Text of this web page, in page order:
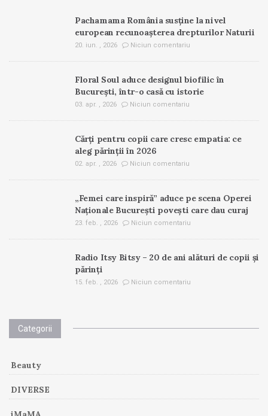
Pachamama România susține la nivel
european recunoașterea drepturilor Naturii
20. iun. , 2026 Niciun comentariu
Floral Soul aduce designul biofilic în
București, într-o casă cu istorie
03. apr. , 2026 Niciun comentariu
Cărți pentru copii care cresc empatia: ce
aleg părinții în 2026
02. apr. , 2026 Niciun comentariu
„Femei care inspiră” aduce pe scena Operei
Naționale București povești care dau curaj
23. feb. , 2026 Niciun comentariu
Radio Itsy Bitsy – 20 de ani alături de copii și
părinți
15. feb. , 2026 Niciun comentariu
Categorii
Beauty
DIVERSE